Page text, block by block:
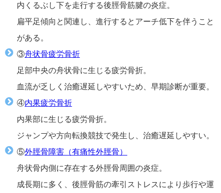
内くるぶし下を走行する後脛骨筋腱の炎症。
扁平足傾向と関連し、進行するとアーチ低下を伴うこと
がある。
③舟状骨疲労骨折
足部中央の舟状骨に生じる疲労骨折。
血流が乏しく治癒遅延しやすいため、早期診断が重要。
④内果疲労骨折
内果部に生じる疲労骨折。
ジャンプや方向転換競技で発生し、治癒遅延しやすい。
⑤外脛骨障害（有痛性外脛骨）
舟状骨内側に存在する外脛骨周囲の炎症。
成長期に多く、後脛骨筋の牽引ストレスにより歩行や運